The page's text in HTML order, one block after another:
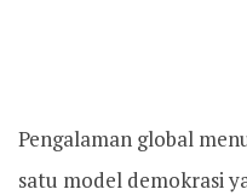
Pengalaman global
satu model demokrasi